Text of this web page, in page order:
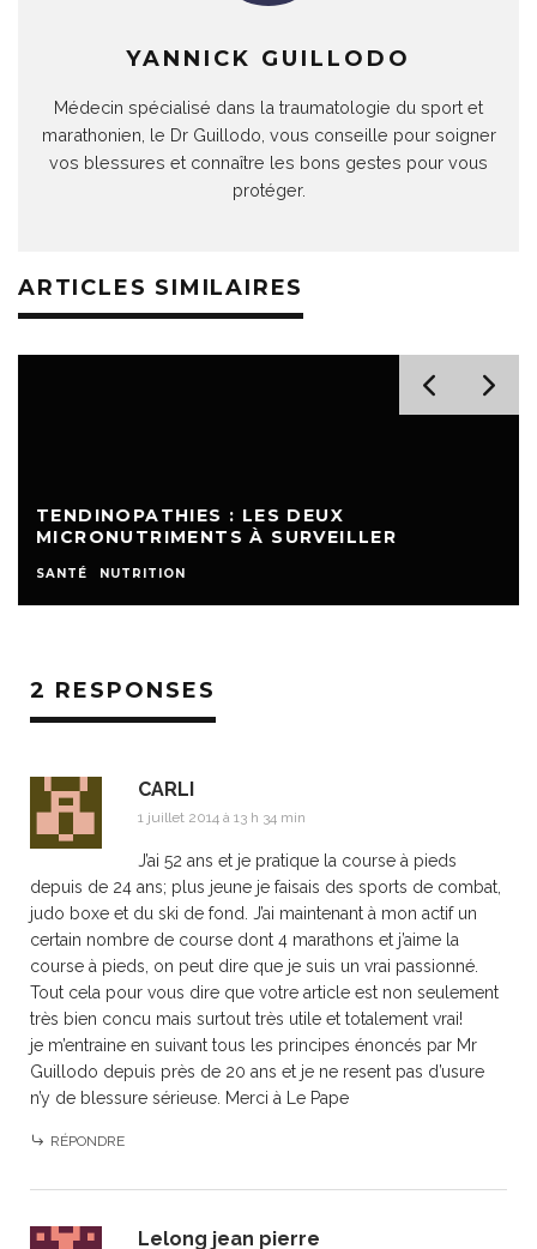
YANNICK GUILLODO
Médecin spécialisé dans la traumatologie du sport et
marathonien, le Dr Guillodo, vous conseille pour soigner
vos blessures et connaître les bons gestes pour vous
protéger.
ARTICLES SIMILAIRES
TENDINOPATHIES : LES DEUX
MICRONUTRIMENTS À SURVEILLER
SANTÉ NUTRITION
2 RESPONSES
CARLI
1 juillet 2014 à 13 h 34 min
J’ai 52 ans et je pratique la course à pieds
depuis de 24 ans; plus jeune je faisais des sports de combat,
judo boxe et du ski de fond. J’ai maintenant à mon actif un
certain nombre de course dont 4 marathons et j’aime la
course à pieds, on peut dire que je suis un vrai passionné.
Tout cela pour vous dire que votre article est non seulement
très bien concu mais surtout très utile et totalement vrai!
je m’entraine en suivant tous les principes énoncés par Mr
Guillodo depuis près de 20 ans et je ne resent pas d’usure
n’y de blessure sérieuse. Merci à Le Pape
RÉPONDRE
Lelong jean pierre